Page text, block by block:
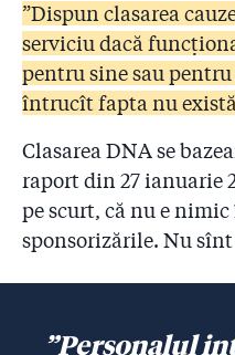
”Dispun clasarea
serviciu dacă
pentru sine sau
întrucît fapta nu
Clasarea DNA se
raport din 27 ianuarie
pe scurt, că nu e
sponsorizările. Nu
”Personalul